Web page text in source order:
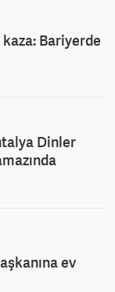
Bariyerde
Dinler
ev